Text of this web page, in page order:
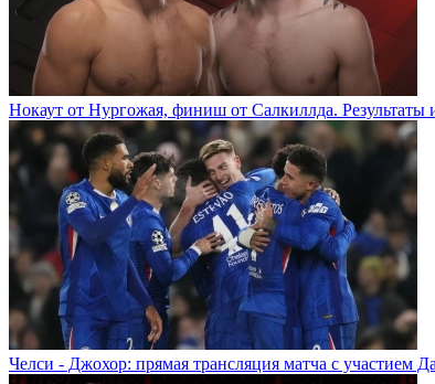
Нокаут от Нургожая, финиш от Салкиллда. Результаты
Челси - Джохор: прямая трансляция матча с участием